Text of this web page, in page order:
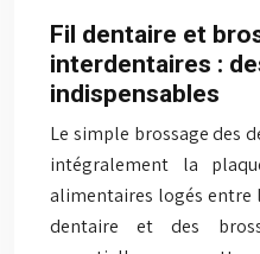
Fil dentaire et
interdentaires :
indispensables
Le simple brossage des
intégralement la
alimentaires logés entre
dentaire et des